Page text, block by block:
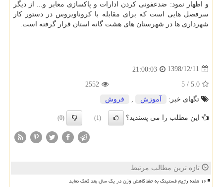
و اظهار نمود: ضدعفونی كردن ادارات و پاكسازی معابر و... از دیگر
سرفصل هایی است كه برای مقابله با كروناویروس در دستور كار
شهرداری ها در شهرستان های هشت گانه استان قرار گرفته است.
1398/12/11
21:00:03
5.0
/
5
2552
تگهای خبر:
آموزش , فروش
این مطلب را می پسندید؟ (1)
(0)
تازه ترین مطالب مرتبط
۱۲ هفته رژیم فستینگ به حفظ کاهش وزن در یک سال بعد کمک نماید